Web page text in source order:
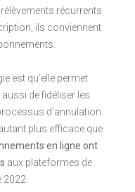
récurrents
ils conviennent
est qu’elle permet
de fidéliser les
d’annulation
plus efficace que
en ligne ont
aux plateformes de